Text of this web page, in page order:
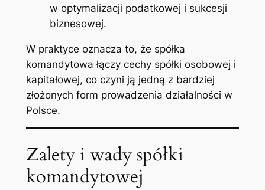
w optymalizacji podatkowej i sukcesji
biznesowej.
W praktyce oznacza to, że spółka
komandytowa łączy cechy spółki osobowej i
kapitałowej, co czyni ją jedną z bardziej
złożonych form prowadzenia działalności w
Polsce.
Zalety i wady spółki
komandytowej